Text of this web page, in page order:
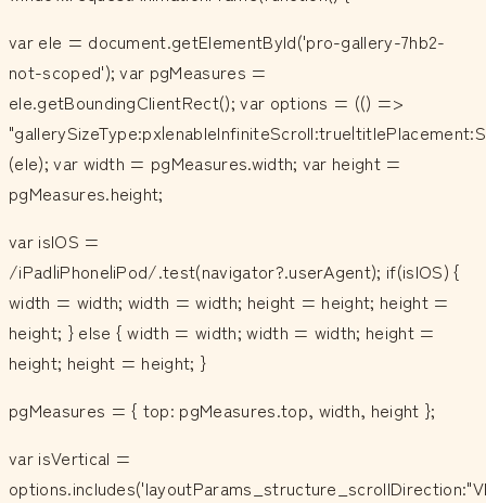
var ele = document.getElementById('pro-gallery-7hb2-
not-scoped'); var pgMeasures =
ele.getBoundingClientRect(); var options = (() =>
(ele); var width = pgMeasures.width; var height =
pgMeasures.height;
var isIOS =
/iPad|iPhone|iPod/.test(navigator?.userAgent); if(isIOS) {
width = width; width = width; height = height; height =
height; } else { width = width; width = width; height =
height; height = height; }
pgMeasures = { top: pgMeasures.top, width, height };
var isVertical =